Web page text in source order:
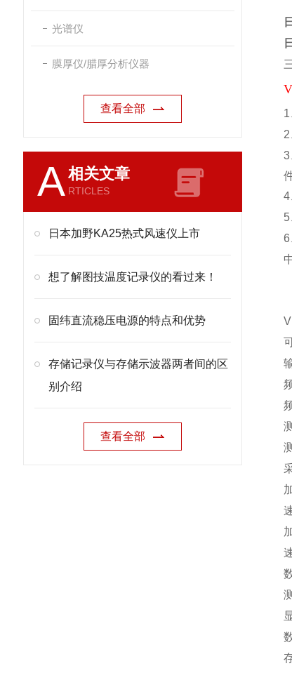
光谱仪
膜厚仪/腊厚分析仪器
查看全部
A相关文章
RTICLES
日本加野KA25热式风速仪上市
想了解图技温度记录仪的看过来！
固纬直流稳压电源的特点和优势
存储记录仪与存储示波器两者间的区
别介绍
查看全部
1
2
3
4
5
6